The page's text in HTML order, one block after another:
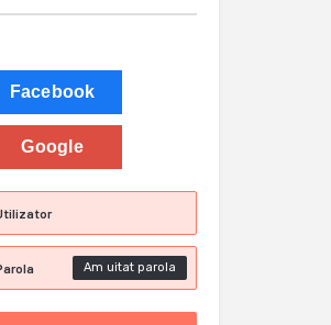
Facebook
Google
Am uitat parola